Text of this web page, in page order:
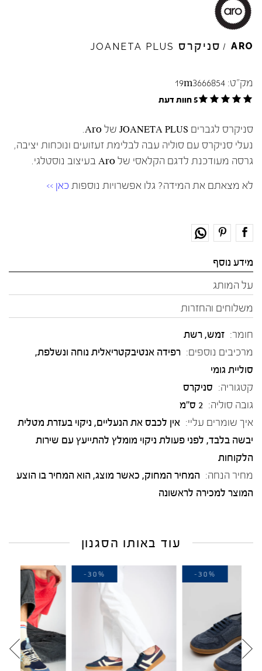
ARO
/ סניקרס JOANETA PLUS
מק"ט: 19m3666854
5 חוות דעת
סניקרס לגברים JOANETA PLUS של Aro.
נעלי סניקרס עם סוליה עבה לבלימת זעזועים ונוכחות יציבה,
גרסה מעודכנת לדגם הקלאסי של Aro בעיצוב נוסטלגי.
לא מצאתם את המידה? גלו אפשרויות נוספות כאן >>
מידע נוסף
על המותג
משלוחים והחזרות
חומר: זמש, רשת
מרכיבים נוספים: רפידה אנטיבקטריאלית נוחה ונשלפת,
סוליית גומי
קטגוריה: סניקרס
גובה סוליה: 2 ס"מ
איך שומרים עליי: אין לכבס את הנעליים, ניקוי בעזרת מטלית
יבשה בלבד, לפני פעולת ניקוי מומלץ להתייעץ עם שירות
הלקוחות
מחיר הנחה: המחיר המחוק, כאשר מוצג, הוא המחיר בו הוצע
המוצר למכירה לראשונה
עוד באותו הסגנון
-40%